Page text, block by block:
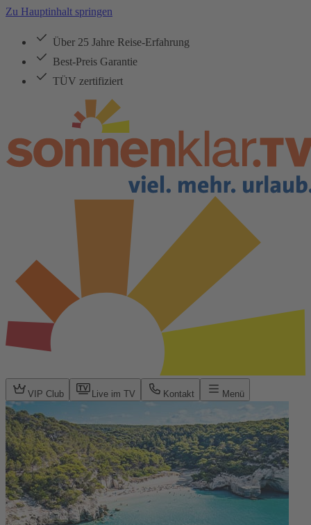
Zu Hauptinhalt springen
Über 25 Jahre Reise-Erfahrung
Best-Preis Garantie
TÜV zertifiziert
VIP Club Live im TV Kontakt Menü